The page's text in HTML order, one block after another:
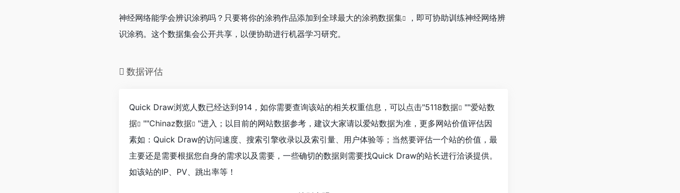
神经网络能学会辨识涂鸦吗？ 只要将你的涂鸦作品添加到全球最大的涂鸦数据集
，即可协助训练神经网络辨
识涂鸦。这个数据集会公开共享，以便协助进行机器学习研究。
数据评估
Quick Draw浏览人数已经达到914，如你需要查询该站的相关权重信息，可以点击"5118数据 ""爱站数
据
""Chinaz数据
"进入；以目前的网站数据参考，建议大家请以爱站数据为准，更多网站价值评估因
素如：Quick Draw的访问速度、搜索引擎收录以及索引量、用户体验等；当然要评估一个站的价值，最
主要还是需要根据您自身的需求以及需要，一些确切的数据则需要找Quick Draw的站长进行洽谈提供。
如该站的IP、PV、跳出率等！